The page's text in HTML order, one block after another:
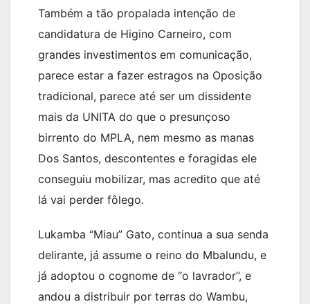
Também a tão propalada intenção de
candidatura de Higino Carneiro, com
grandes investimentos em comunicação,
parece estar a fazer estragos na Oposição
tradicional, parece até ser um dissidente
mais da UNITA do que o presunçoso
birrento do MPLA, nem mesmo as manas
Dos Santos, descontentes e foragidas ele
conseguiu mobilizar, mas acredito que até
lá vai perder fôlego.
Lukamba “Miau” Gato, continua a sua senda
delirante, já assume o reino do Mbalundu, e
já adoptou o cognome de “o lavrador”, e
andou a distribuir por terras do Wambu,